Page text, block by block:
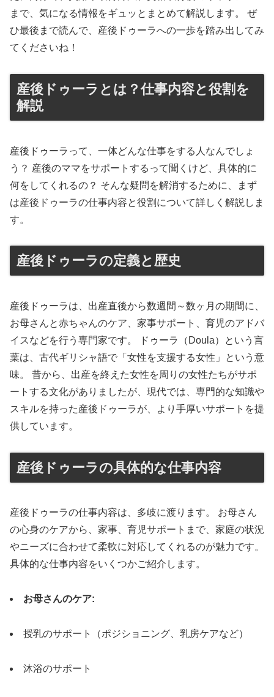
まで、気になる情報をギュッとまとめて解説します。 ぜ
ひ最後まで読んで、産後ドゥーラへの一歩を踏み出してみ
てくださいね！
産後ドゥーラとは？仕事内容と役割を
解説
産後ドゥーラって、一体どんな仕事をする人なんでしょ
う？ 産後のママをサポートするって聞くけど、具体的に
何をしてくれるの？ そんな疑問を解消するために、まず
は産後ドゥーラの仕事内容と役割について詳しく解説しま
す。
産後ドゥーラの定義と歴史
産後ドゥーラは、出産直後から数週間～数ヶ月の期間に、
お母さんと赤ちゃんのケア、家事サポート、育児のアドバ
イスなどを行う専門家です。 ドゥーラ（Doula）という言
葉は、古代ギリシャ語で「女性を支援する女性」という意
味。 昔から、出産を終えた女性を周りの女性たちがサポ
ートする文化がありましたが、現代では、専門的な知識や
スキルを持った産後ドゥーラが、より手厚いサポートを提
供しています。
産後ドゥーラの具体的な仕事内容
産後ドゥーラの仕事内容は、多岐に渡ります。 お母さん
の心身のケアから、家事、育児サポートまで、家庭の状況
やニーズに合わせて柔軟に対応してくれるのが魅力です。
具体的な仕事内容をいくつかご紹介します。
お母さんのケア:
授乳のサポート（ポジショニング、乳房ケアなど）
沐浴のサポート